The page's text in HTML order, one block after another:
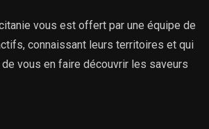
vous est offert par une équipe de
connaissant leurs territoires et qui
vous en faire découvrir les saveurs